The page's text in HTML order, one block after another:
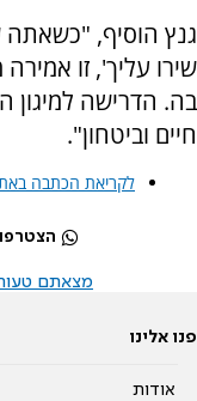
גנץ הוסיף, "כשאתה
שירו עליך', זו
בה. הדרישה למיגון
חיים וביטחון".
לקריאת הכתבה
מצאתם טעות
פנו אלינו
אודות